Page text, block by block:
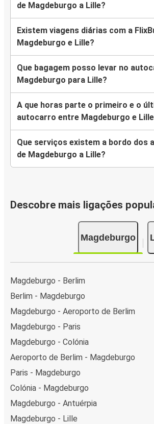
de Magdeburgo a Lille?
Existem viagens diárias com a
Magdeburgo e Lille?
Que bagagem posso levar no
Magdeburgo para Lille?
A que horas parte o primeiro e o
autocarro entre Magdeburgo e
Que serviços existem a bordo dos
de Magdeburgo a Lille?
Descobre mais ligações
Magdeburgo
Magdeburgo - Berlim
Berlim - Magdeburgo
Magdeburgo - Aeroporto de Berlim
Magdeburgo - Paris
Magdeburgo - Colónia
Aeroporto de Berlim - Magdeburgo
Paris - Magdeburgo
Colónia - Magdeburgo
Magdeburgo - Antuérpia
Magdeburgo - Lille